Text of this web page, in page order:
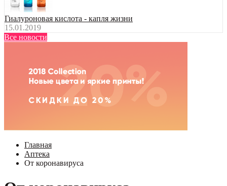
Гиалуроновая кислота - капля жизни
15.01.2019
Все новости
Главная
Аптека
От коронавируса